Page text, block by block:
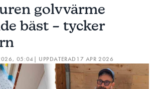
golvvärme
bäst – tycker
05:04| UPPDATERAD 17 APR 2026